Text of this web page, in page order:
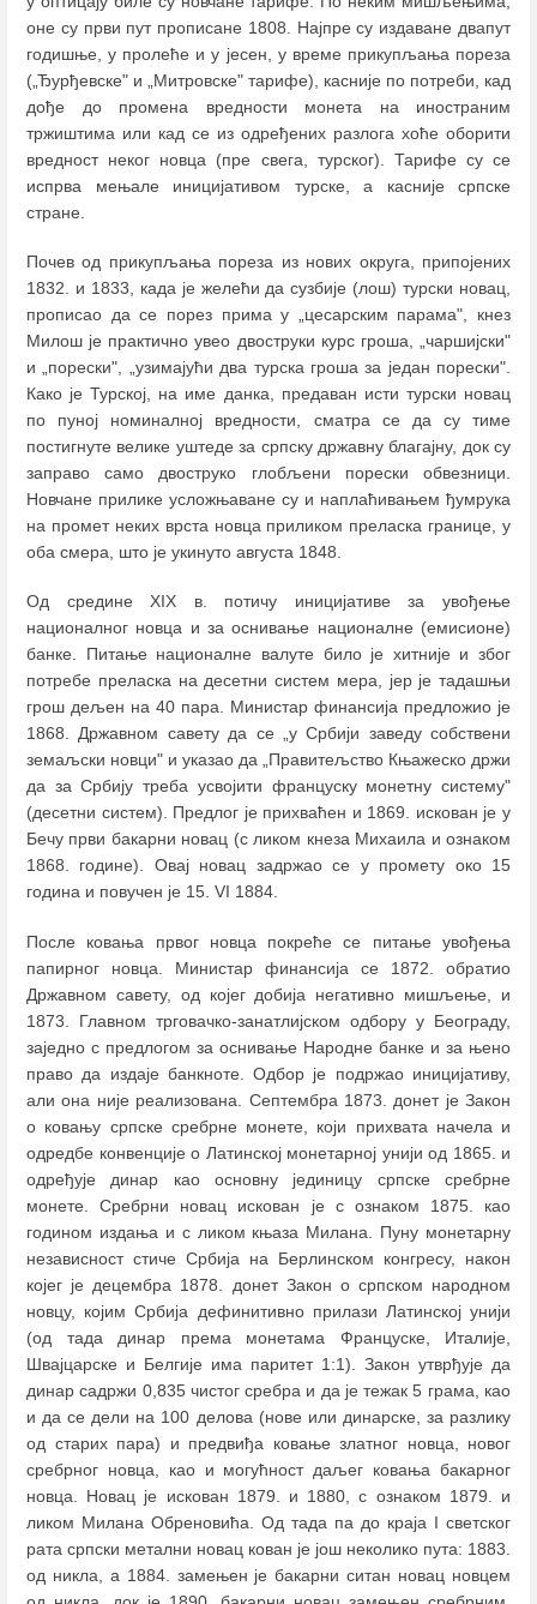
оне су први пут прописане 1808. Најпре су издаване двапут
годишње, у пролеће и у јесен, у време прикупљања пореза
(„Ђурђевске" и „Митровске" тарифе), касније по потреби, кад
дође до промена вредности монета на иностраним
тржиштима или кад се из одређених разлога хоће оборити
вредност неког новца (пре свега, турског). Тарифе су се
испрва мењале иницијативом турске, а касније српске
стране.
Почев од прикупљања пореза из нових округа, припојених
1832. и 1833, када је желећи да сузбије (лош) турски новац,
прописао да се порез прима у „цесарским парама", кнез
Милош је практично увео двоструки курс гроша, „чаршијски"
и „порески", „узимајући два турска гроша за један порески".
Како је Турској, на име данка, предаван исти турски новац
по пуној номиналној вредности, сматра се да су тиме
постигнуте велике уштеде за српску државну благајну, док су
заправо само двоструко глобљени порески обвезници.
Новчане прилике усложњаване су и наплаћивањем ђумрука
на промет неких врста новца приликом преласка границе, у
оба смера, што је укинуто августа 1848.
Од средине XIX в. потичу иницијативе за увођење
националног новца и за оснивање националне (емисионе)
банке. Питање националне валуте било је хитније и због
потребе преласка на десетни систем мера, јер је тадашњи
грош дељен на 40 пара. Министар финансија предложио је
1868. Државном савету да се „у Србији заведу собствени
земаљски новци" и указао да „Правитељство Књажеско држи
да за Србију треба усвојити француску монетну систему"
(десетни систем). Предлог је прихваћен и 1869. искован је у
Бечу први бакарни новац (с ликом кнеза Михаила и ознаком
1868. године). Овај новац задржао се у промету око 15
година и повучен је 15. VI 1884.
После ковања првог новца покреће се питање увођења
папирног новца. Министар финансија се 1872. обратио
Државном савету, од којег добија негативно мишљење, и
1873. Главном трговачко-занатлијском одбору у Београду,
заједно с предлогом за оснивање Народне банке и за њено
право да издаје банкноте. Одбор је подржао иницијативу,
али она није реализована. Септембра 1873. донет је Закон
о ковању српске сребрне монете, који прихвата начела и
одредбе конвенције о Латинској монетарној унији од 1865. и
одређује динар као основну јединицу српске сребрне
монете. Сребрни новац искован је с ознаком 1875. као
годином издања и с ликом књаза Милана. Пуну монетарну
независност стиче Србија на Берлинском конгресу, након
којег је децембра 1878. донет Закон о српском народном
новцу, којим Србија дефинитивно прилази Латинској унији
(од тада динар према монетама Француске, Италије,
Швајцарске и Белгије има паритет 1:1). Закон утврђује да
динар садржи 0,835 чистог сребра и да је тежак 5 грама, као
и да се дели на 100 делова (нове или динарске, за разлику
од старих пара) и предвиђа ковање златног новца, новог
сребрног новца, као и могућност даљег ковања бакарног
новца. Новац је искован 1879. и 1880, с ознаком 1879. и
ликом Милана Обреновића. Од тада па до краја I светског
рата српски метални новац кован је још неколико пута: 1883.
од никла, а 1884. замењен је бакарни ситан новац новцем